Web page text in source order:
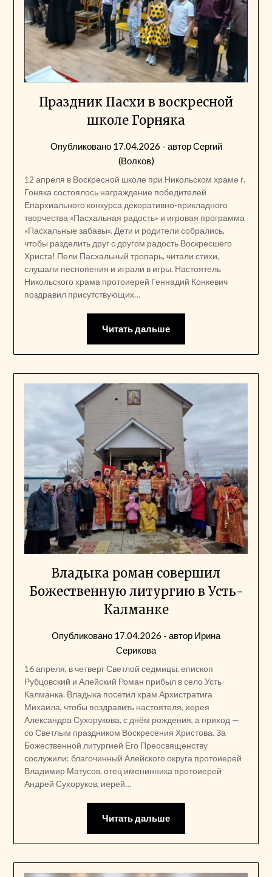
Праздник Пасхи в воскресной
школе Горняка
Опубликовано 17.04.2026 - авторСергий
(Волков)
12 апреля в Воскресной школе при Никольском храме г.
Гоняка состоялось награждение победителей
Епархиального конкурса декоративно-прикладного
творчества «Пасхальная радость» и игровая программа
«Пасхальные забавы». Дети и родители собрались,
чтобы разделить друг с другом радость Воскресшего
Христа! Пели Пасхальный тропарь, читали стихи,
слушали песнопения и играли в игры. Настоятель
Никольского храма протоиерей Геннадий Конкевич
поздравил присутствующих…
Читать дальше
Владыка роман совершил
Божественную литургию в Усть-
Калманке
Опубликовано 17.04.2026 - автор Ирина
Серикова
16 апреля, в четверг Светлой седмицы, епископ
Рубцовский и Алейский Роман прибыл в село Усть-
Калманка. Владыка посетил храм Архистратига
Михаила, чтобы поздравить настоятеля, иерея
Александра Сухорукова, с днём рождения, а приход —
со Светлым праздником Воскресения Христова. За
Божественной литургией Его Преосвященству
сослужили: благочинный Алейского округа протоиерей
Владимир Матусов, отец именинника протоиерей
Андрей Сухоруков, иерей…
Читать дальше